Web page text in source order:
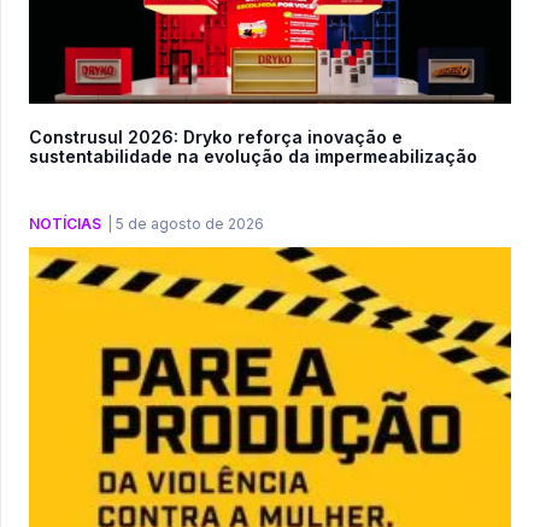
Construsul 2026: Dryko reforça inovação e
sustentabilidade na evolução da impermeabilização
NOTÍCIAS 5 de agosto de 2026